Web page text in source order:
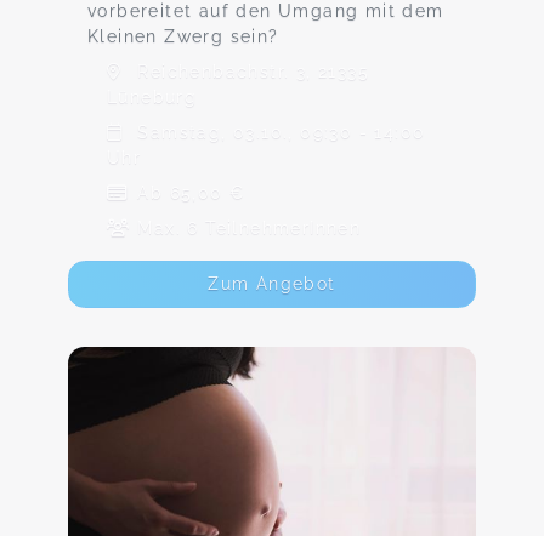
vorbereitet auf den Umgang mit dem
Kleinen Zwerg sein?
Reichenbachstr. 3, 21335
Samstag, 03.10., 09:30 - 14:00
Ab 65,00 €
Max. 6 TeilnehmerInnen
Zum Angebot